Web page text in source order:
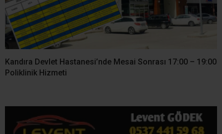
Kandıra Devlet Hastanesi’nde Mesai Sonrası 17:00 – 19:00
Poliklinik Hizmeti